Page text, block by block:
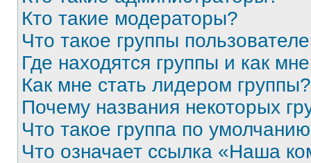
Кто такие модераторы?
Что такое группы
Где находятся группы и как
Как мне стать лидером группы?
Почему названия некоторых
Что такое группа по
Что означает ссылка «Наша